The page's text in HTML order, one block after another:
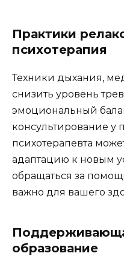
Практики
психотерапия
Техники дыхания,
снизить уровень
эмоциональный
консультирование у
психотерапевта
адаптацию к новым
обращаться за
важно для вашего
образование